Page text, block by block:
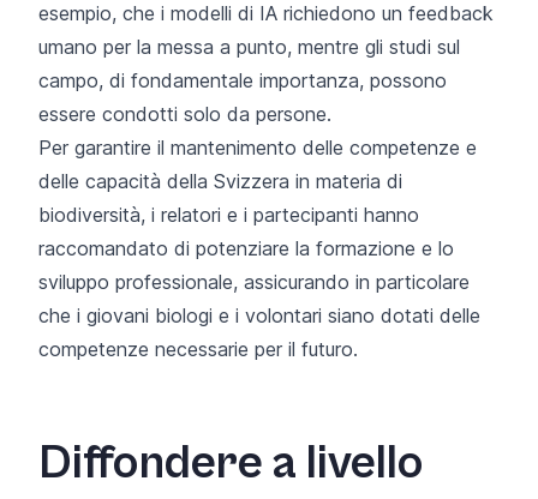
esempio, che i modelli di IA richiedono un feedback
umano per la messa a punto, mentre gli studi sul
campo, di fondamentale importanza, possono
essere condotti solo da persone.
Per garantire il mantenimento delle competenze e
delle capacità della Svizzera in materia di
biodiversità, i relatori e i partecipanti hanno
raccomandato di potenziare la formazione e lo
sviluppo professionale, assicurando in particolare
che i giovani biologi e i volontari siano dotati delle
competenze necessarie per il futuro.
Diffondere a livello